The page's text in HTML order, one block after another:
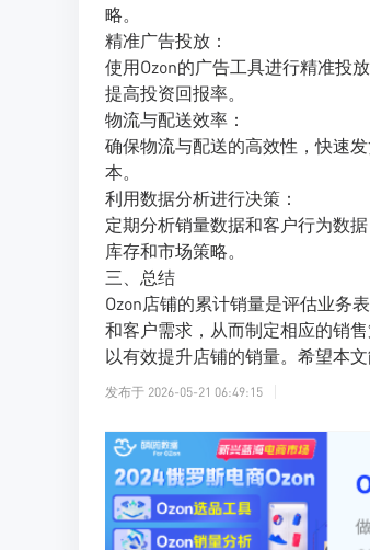
略。
精准广告投放：
使用Ozon的广告工具进行精准投
提高投资回报率。
物流与配送效率：
确保物流与配送的高效性，快速
本。
利用数据分析进行决策：
定期分析销量数据和客户行为数
库存和市场策略。
三、总结
Ozon店铺的累计销量是评估业务
和客户需求，从而制定相应的销
以有效提升店铺的销量。希望本
发布于 2026-05-21 06:49:15